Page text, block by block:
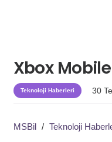
Xbox
Teknoloji Haberleri 30
MSBil / Teknoloji